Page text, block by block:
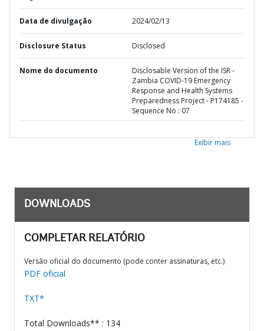
Data de divulgação 2024/02/13
Disclosure Status Disclosed
Nome do documento
Disclosable Version of the ISR -
Zambia COVID-19 Emergency
Response and Health Systems
Preparedness Project - P174185 -
Sequence No : 07
Exibir mais
DOWNLOADS
COMPLETAR RELATÓRIO
Versão oficial do documento (pode conter assinaturas, etc.)
PDF oficial
TXT*
Total Downloads** : 134